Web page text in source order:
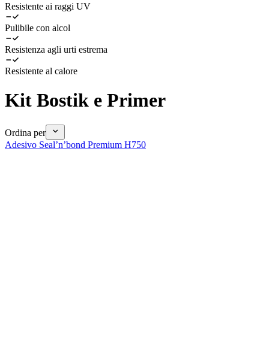
Resistente ai raggi UV
Pulibile con alcol
Resistenza agli urti estrema
Resistente al calore
Kit Bostik e Primer
Ordina per
Adesivo Seal’n’bond Premium H750